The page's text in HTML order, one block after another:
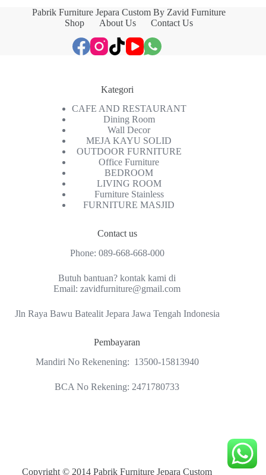
Pabrik Furniture Jepara Custom By Zavid Furniture
Shop
About Us Contact Us
Kategori
CAFE AND RESTAURANT
Dining Room
Wall Decor
MEJA KAYU SOLID
OUTDOOR FURNITURE
Office Furniture
BEDROOM
LIVING ROOM
Furniture Stainless
FURNITURE MASJID
Contact us
Phone: 089-668-668-000
Butuh bantuan? kontak kami di
Email:zavidfurniture@gmail.com
Jln Raya Bawu Batealit Jepara Jawa Tengah Indonesia
Pembayaran
Mandiri No Rekenening: 13500-15813940
BCA No Rekening: 2471780733
Copyright © 2014 Pabrik Furniture Jepara Custom